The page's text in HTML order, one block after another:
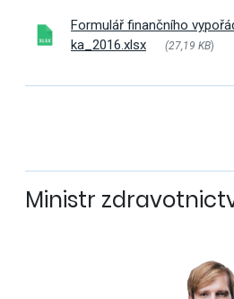
Formulář finančního
ka_2016.xlsx
(27,19 KB)
Ministr